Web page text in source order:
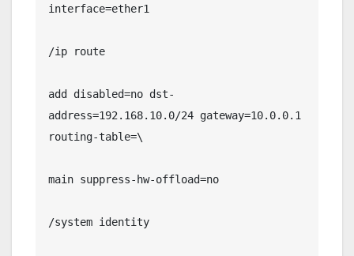
interface=ether1
/ip route
add disabled=no dst-
address=192.168.10.0/24 gateway=10.0.0.1
routing-table=\
main suppress-hw-offload=no
/system identity